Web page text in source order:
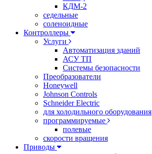
КДМ-2
седельные
соленоидные
Контроллеры
Услуги
Автоматизация зданий
АСУ ТП
Системы безопасности
Преобразователи
Honeywell
Johnson Controls
Schneider Electric
для холодильного оборудования
программируемые
полевые
скорости вращения
Приводы